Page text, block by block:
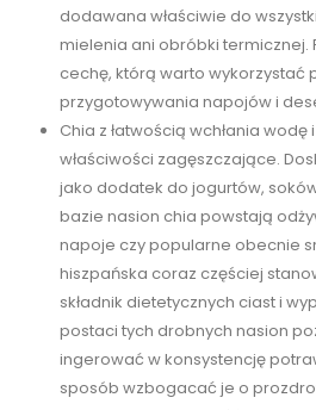
dodawana właściwie do
mielenia ani obróbki termicznej.
cechę, którą warto wykorzystać
przygotowywania napojów i
Chia z łatwością wchłania wodę
właściwości zagęszczające.
jako dodatek do jogurtów,
bazie nasion chia powstają
napoje czy popularne obecnie
hiszpańska coraz częściej
składnik dietetycznych ciast i
postaci tych drobnych nasion
ingerować w konsystencję
sposób wzbogacać je o